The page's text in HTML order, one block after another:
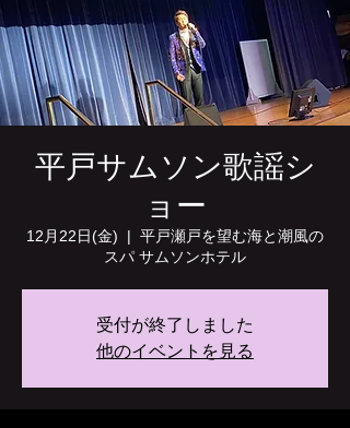
平戸サムソン歌謡シ
ョー
12月22日(金)
  |
平戸瀬戸を望む海と潮風の
スパ サムソンホテル
受付が終了しました
他のイベントを見る